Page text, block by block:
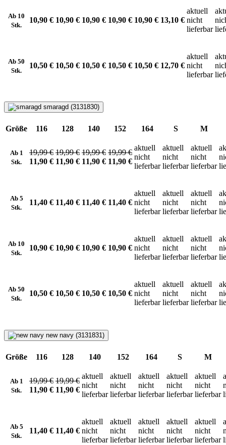
Ab 10
Stk.
10,90 € 10,90 € 10,90 € 10,90 € 10,90 € 13,10 €
aktuell
nicht
lieferbar
Ab 50
Stk.
10,50 € 10,50 € 10,50 € 10,50 € 10,50 € 12,70 €
aktuell
nicht
lieferbar
smaragd (3131830)
Größe 116 128 140 152 164 S M
Ab 1
Stk.
19,99 €
11,90 €
19,99 €
11,90 €
19,99 €
11,90 €
19,99 €
11,90 €
aktuell
nicht
lieferbar
aktuell
nicht
lieferbar
aktuell
nicht
lieferbar
Ab 5
Stk.
11,40 € 11,40 € 11,40 € 11,40 €
aktuell
nicht
lieferbar
aktuell
nicht
lieferbar
aktuell
nicht
lieferbar
Ab 10
Stk.
10,90 € 10,90 € 10,90 € 10,90 €
aktuell
nicht
lieferbar
aktuell
nicht
lieferbar
aktuell
nicht
lieferbar
Ab 50
Stk.
10,50 € 10,50 € 10,50 € 10,50 €
aktuell
nicht
lieferbar
aktuell
nicht
lieferbar
aktuell
nicht
lieferbar
new navy (3131831)
Größe 116 128 140 152 164 S M
Ab 1
Stk.
19,99 €
11,90 €
19,99 €
11,90 €
aktuell
nicht
lieferbar
aktuell
nicht
lieferbar
aktuell
nicht
lieferbar
aktuell
nicht
lieferbar
aktuell
nicht
lieferbar
Ab 5
Stk.
11,40 € 11,40 €
aktuell
nicht
lieferbar
aktuell
nicht
lieferbar
aktuell
nicht
lieferbar
aktuell
nicht
lieferbar
aktuell
nicht
lieferbar